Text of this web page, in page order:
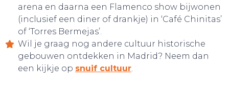
arena en daarna een Flamenco show bijwonen
(inclusief een diner of drankje) in ‘Café Chinitas’
of ‘Torres Bermejas’.
Wil je graag nog andere cultuur historische
gebouwen ontdekken in Madrid? Neem dan
een kijkje op snuif cultuur.